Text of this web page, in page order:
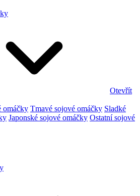
Otevřít
omáčky Tmavé sojové omáčky Sladké
Japonské sojové omáčky Ostatní sojové